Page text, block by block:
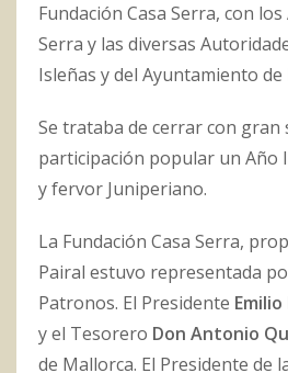
Fundación Casa Serra, con
Serra y las diversas
Isleñas y del Ayuntamiento de
Se trataba de cerrar con gran
participación popular un Año
y fervor Juniperiano.
La Fundación Casa Serra,
Pairal estuvo representada
Patronos. El Presidente
y el Tesorero Don Antonio
de Mallorca. El Presidente de